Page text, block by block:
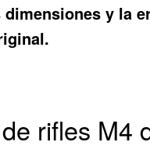
dimensiones y la
rifles M4